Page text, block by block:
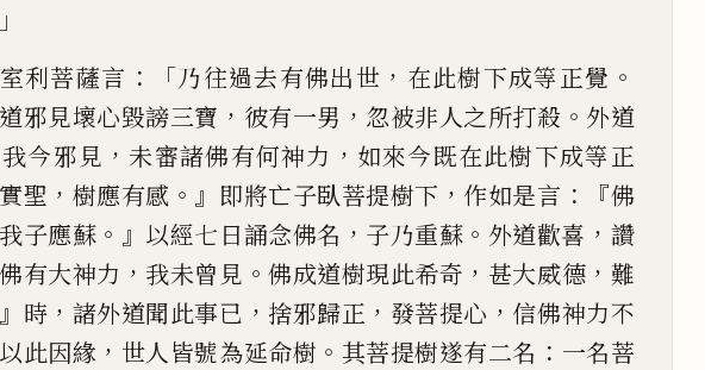
利菩薩言 ：「乃往過去有佛出世 ， 在此樹下成等正覺 。
邪見壞心毀謗三寶 ， 彼有一男 ， 忽被非人之所打殺 。 外道
我今邪見 ， 未審諸佛有何神力 ， 如來今既在此樹下成等正
聖 ， 樹應有感 。』 即將亡子臥菩提樹下 ， 作如是言 ：『佛
我子應蘇 。』 以經七日誦念佛名 ， 子乃重蘇 。 外道歡喜 ， 讚
有大神力 ， 我未曾見 。佛成道樹現此希奇 ， 甚大威德 ， 難
時 ， 諸外道聞此事已 ， 捨邪歸正 ， 發菩提心 ， 信佛神力不
以此因緣 ， 世人皆號為延命樹 。 其菩提樹遂有二名 ： 一名菩